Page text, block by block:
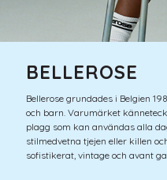
BELLEROSE
Bellerose grundades i Belgien
och barn. Varumärket
plagg som kan användas alla
stilmedvetna tjejen eller killen
sofistikerat, vintage och avant